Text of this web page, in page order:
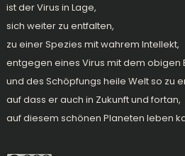
ist der Virus in Lage,
sich weiter zu entfalten,
zu einer Spezies mit wahrem Intellekt,
entgegen eines Virus mit dem obigen
und des Schöpfungs heile Welt so zu
auf dass er auch in Zukunft und fortan,
auf diesem schönen Planeten leben